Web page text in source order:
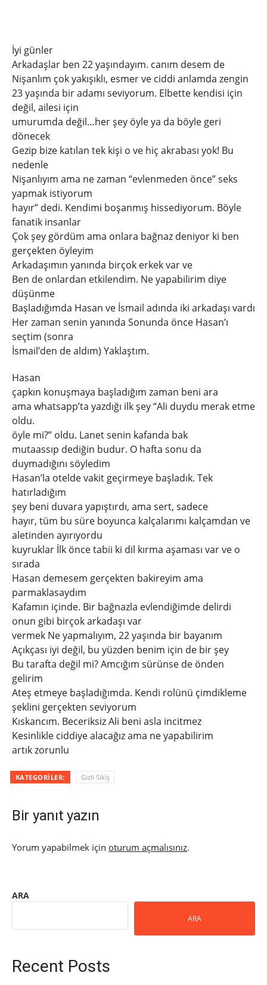
İyi günler
Arkadaşlar ben 22 yaşındayım. canım desem de
Nişanlım çok yakışıklı, esmer ve ciddi anlamda zengin
23 yaşında bir adamı seviyorum. Elbette kendisi için
değil, ailesi için
umurumda değil…her şey öyle ya da böyle geri
dönecek
Gezip bize katılan tek kişi o ve hiç akrabası yok! Bu
nedenle
Nişanlıyım ama ne zaman “evlenmeden önce” seks
yapmak istiyorum
hayır” dedi. Kendimi boşanmış hissediyorum. Böyle
fanatik insanlar
Çok şey gördüm ama onlara bağnaz deniyor ki ben
gerçekten öyleyim
Arkadaşımın yanında birçok erkek var ve
Ben de onlardan etkilendim. Ne yapabilirim diye
düşünme
Başladığımda Hasan ve İsmail adında iki arkadaşı vardı
Her zaman senin yanında Sonunda önce Hasan’ı
seçtim (sonra
İsmail’den de aldım) Yaklaştım.
Hasan
çapkın konuşmaya başladığım zaman beni ara
ama whatsapp’ta yazdığı ilk şey “Ali duydu merak etme
oldu.
öyle mi?” oldu. Lanet senin kafanda bak
mutaassıp dediğin budur. O hafta sonu da
duymadığını söyledim
Hasan’la otelde vakit geçirmeye başladık. Tek
hatırladığım
şey beni duvara yapıştırdı, ama sert, sadece
hayır, tüm bu süre boyunca kalçalarımı kalçamdan ve
aletinden ayırıyordu
kuyruklar İlk önce tabii ki dil kırma aşaması var ve o
sırada
Hasan demesem gerçekten bakireyim ama
parmaklasaydım
Kafamın içinde. Bir bağnazla evlendiğimde delirdi
onun gibi birçok arkadaşı var
vermek Ne yapmalıyım, 22 yaşında bir bayanım
Açıkçası iyi değil, bu yüzden benim için de bir şey
Bu tarafta değil mi? Amcığım sürünse de önden
gelirim
Ateş etmeye başladığımda. Kendi rolünü çimdikleme
şeklini gerçekten seviyorum
Kıskancım. Beceriksiz Ali beni asla incitmez
Kesinlikle ciddiye alacağız ama ne yapabilirim
artık zorunlu
KATEGORILER: Gizli Sikiş
Bir yanıt yazın
Yorum yapabilmek için oturum açmalısınız.
ARA
ARA
Recent Posts